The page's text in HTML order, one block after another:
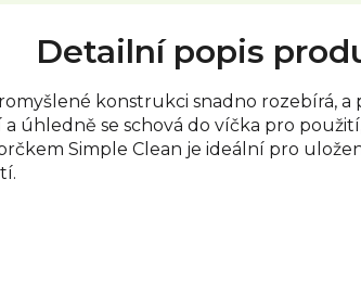
Detailní popis
konstrukci snadno rozebírá,
úhledně se schová do víčka pro
Simple Clean je ideální pro